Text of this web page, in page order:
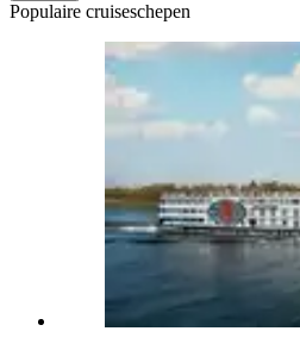
Populaire cruiseschepen